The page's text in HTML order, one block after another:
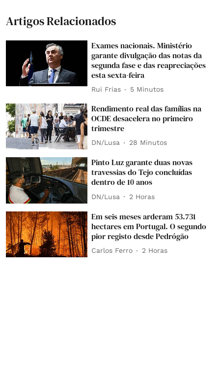
Artigos Relacionados
Exames nacionais. Ministério
garante divulgação das notas da
segunda fase e das reapreciações
esta sexta-feira
Rui Frias 5 Minutos
Rendimento real das famílias na
OCDE desacelera no primeiro
trimestre
DN/Lusa 28 Minutos
Pinto Luz garante duas novas
travessias do Tejo concluídas
dentro de 10 anos
DN/Lusa 2 Horas
Em seis meses arderam 53.731
hectares em Portugal. O segundo
pior registo desde Pedrógão
Carlos Ferro 2 Horas